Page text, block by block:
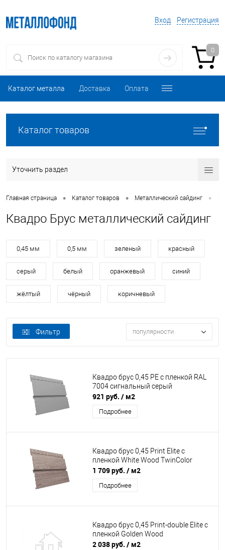
Вход Регистрация
0
Каталог металла Доставка Оплата
Каталог товаров
Уточнить раздел
Главная страница • Каталог товаров • Металлический сайдинг •
Квадро Брус металлический сайдинг
0,45 мм 0,5 мм зеленый красный
серый белый оранжевый синий
жёлтый чёрный коричневый
Фильтр популярности
Квадро брус 0,45 PE с пленкой RAL
7004 сигнальный серый
921 руб. / м2
Подробнее
Квадро брус 0,45 Print Elite с
пленкой White Wood TwinColor
1 709 руб. / м2
Подробнее
Квадро брус 0,45 Print-double Elite с
пленкой Golden Wood
2 038 руб. / м2